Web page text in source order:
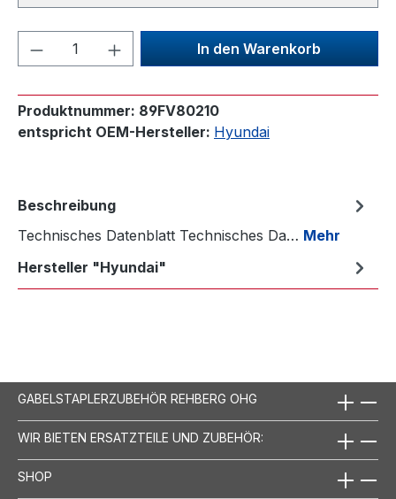
Produkt Anzahl: Gib denIn den Warenkorb
Produktnummer: 89FV80210
entspricht OEM-Hersteller: Hyundai
Beschreibung
Technisches Datenblatt Technisches Da… Mehr
Hersteller "Hyundai"
GABELSTAPLERZUBEHÖR REHBERG OHG
WIR BIETEN ERSATZTEILE UND ZUBEHÖR:
SHOP